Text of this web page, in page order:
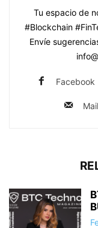
Tu espacio de
#Blockchain
Envíe
Facebook
Mail